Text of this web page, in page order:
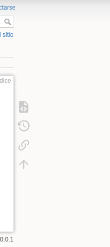
sitio